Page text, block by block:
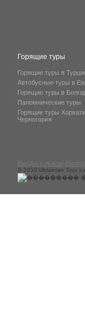
Горящие туры
Горящие туры в
Автобусные туры в
Горящие туры в
Паломнические туры
Горящие туры
Черногория
© 2010 Ukrainian Tour
Вихідні у львові